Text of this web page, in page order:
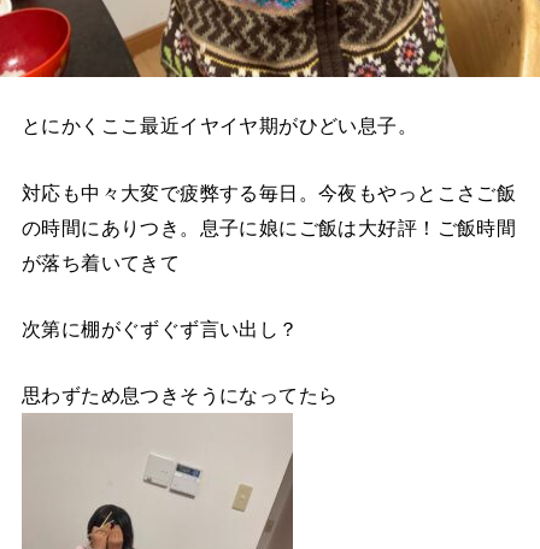
とにかくここ最近イヤイヤ期がひどい息子。
対応も中々大変で疲弊する毎日。今夜もやっとこさご飯
の時間にありつき。息子に娘にご飯は大好評！ご飯時間
が落ち着いてきて
次第に棚がぐずぐず言い出し？
思わずため息つきそうになってたら